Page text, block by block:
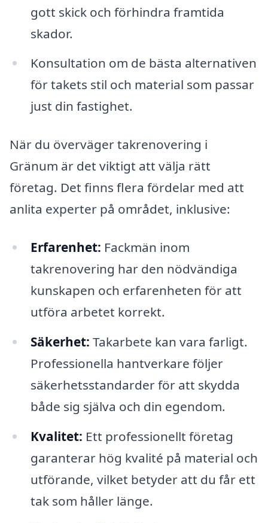
gott skick och förhindra framtida
skador.
Konsultation om de bästa alternativen
för takets stil och material som passar
just din fastighet.
När du överväger takrenovering i
Gränum är det viktigt att välja rätt
företag. Det finns flera fördelar med att
anlita experter på området, inklusive:
Erfarenhet: Fackmän inom
takrenovering har den nödvändiga
kunskapen och erfarenheten för att
utföra arbetet korrekt.
Säkerhet: Takarbete kan vara farligt.
Professionella hantverkare följer
säkerhetsstandarder för att skydda
både sig själva och din egendom.
Kvalitet: Ett professionellt företag
garanterar hög kvalité på material och
utförande, vilket betyder att du får ett
tak som håller länge.